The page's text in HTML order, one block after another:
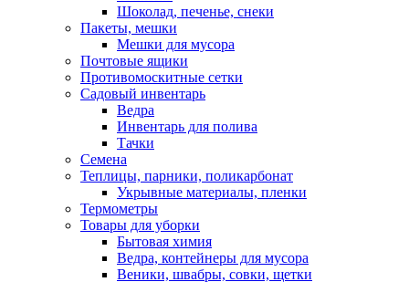
Шоколад, печенье, снеки
Пакеты, мешки
Мешки для мусора
Почтовые ящики
Противомоскитные сетки
Садовый инвентарь
Ведра
Инвентарь для полива
Тачки
Семена
Теплицы, парники, поликарбонат
Укрывные материалы, пленки
Термометры
Товары для уборки
Бытовая химия
Ведра, контейнеры для мусора
Веники, швабры, совки, щетки